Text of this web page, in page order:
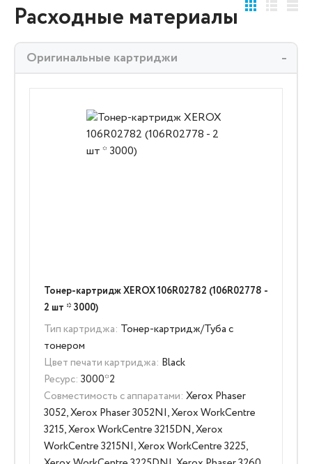
Расходные материалы
Оригинальные картриджи
Тонер-картридж XEROX 106R02782 (106R02778 -
2 шт * 3000)
Тип картриджа: Тонер-картридж/Туба с
тонером
Цвет печати картриджа: Black
Ресурс: 3000*2
Совместимость с аппаратами: Xerox Phaser
3052, Xerox Phaser 3052NI, Xerox WorkCentre
3215, Xerox WorkCentre 3215DN, Xerox
WorkCentre 3215NI, Xerox WorkCentre 3225,